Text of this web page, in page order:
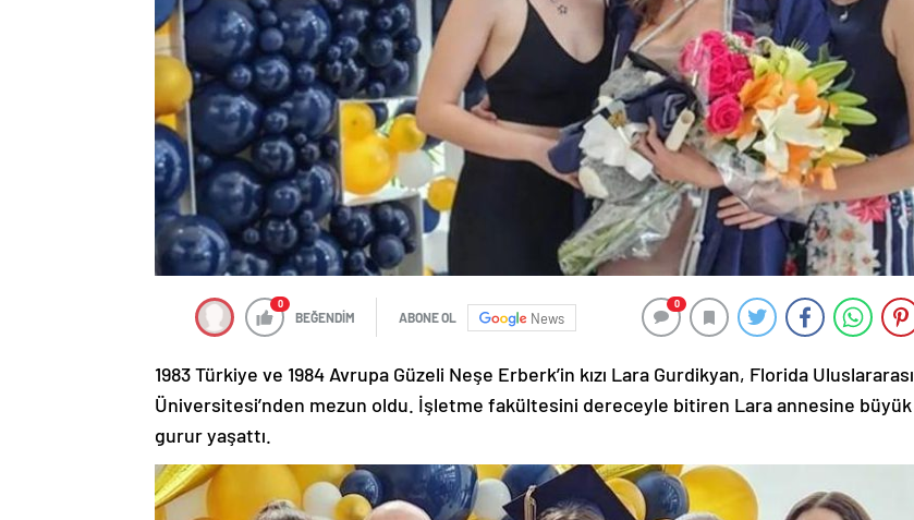
0
BEĞENDİM ABONE OL News
0
1983 Türkiye ve 1984 Avrupa Güzeli Neşe Erberk’in kızı Lara Gurdikyan, Florida Uluslararası
Üniversitesi’nden mezun oldu. İşletme fakültesini dereceyle bitiren Lara annesine büyük
gurur yaşattı.